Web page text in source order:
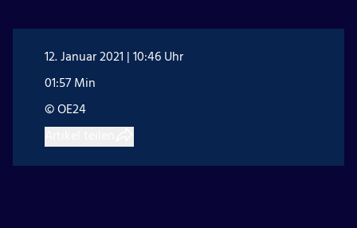
12. Januar 2021 | 10:46 Uhr
01:57 Min
© OE24